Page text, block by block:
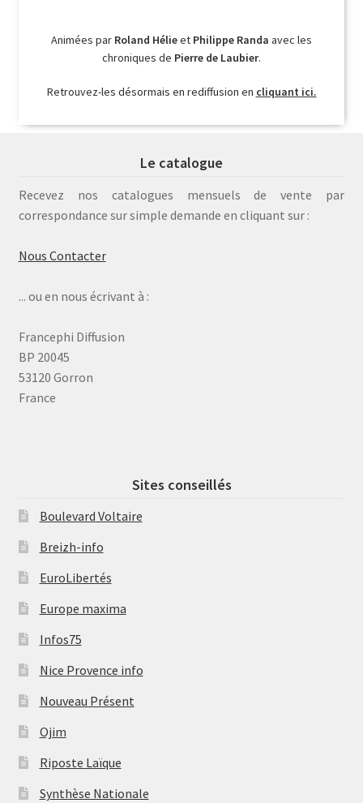
Animées par Roland Hélieet Philippe Randa avec les
chroniques de Pierre de Laubier.
Retrouvez-les désormais en rediffusion en cliquant ici.
Le catalogue
Recevez nos catalogues mensuels de vente par
correspondance sur simple demande en cliquant sur :
Nous Contacter
... ou en nous écrivant à :
Francephi Diffusion
BP 20045
53120 Gorron
France
Sites conseillés
Boulevard Voltaire
Breizh-info
EuroLibertés
Europe maxima
Infos75
Nice Provence info
Nouveau Présent
Ojim
Riposte Laïque
Synthèse Nationale